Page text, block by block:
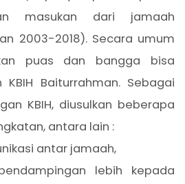
masukan dari jamaah
2003-2018). Secara umum
puas dan bangga bisa
Baiturrahman. Sebagai
KBIH, diusulkan beberapa
antara lain :
antar jamaah,
lebih kepada